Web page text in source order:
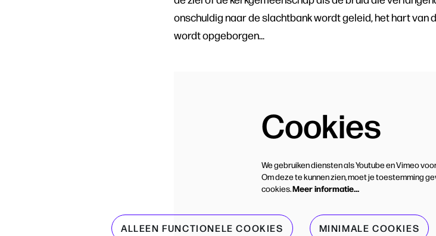
onschuldig naar de slachtbank wordt geleid, het hart
wordt opgeborgen...
Cookies
We gebruiken diensten als Youtube en Vimeo
Om deze te kunnen zien, moet je toestemming
cookies. Meer informatie…
ALLEEN FUNCTIONELE COOKIES MINIMALE COOKIES